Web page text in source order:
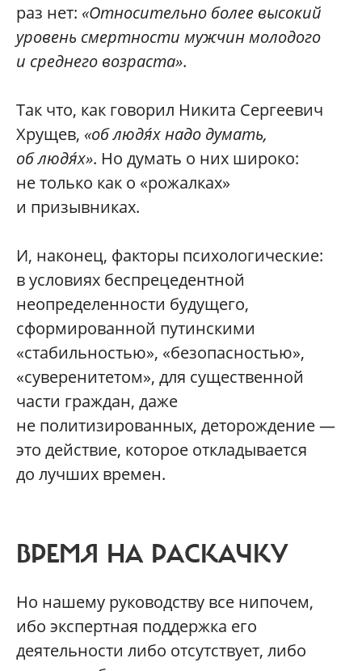
раз нет: «Относительно более высокий
уровень смертности мужчин молодого
и среднего возраста».
Так что, как говорил Никита Сергеевич
Хрущев, «об людя́х надо думать,
об людя́х». Но думать о них широко:
не только как о «рожалках»
и призывниках.
И, наконец, факторы психологические:
в условиях беспрецедентной
неопределенности будущего,
сформированной путинскими
«стабильностью», «безопасностью»,
«суверенитетом», для существенной
части граждан, даже
не политизированных, деторождение —
это действие, которое откладывается
до лучших времен.
ВРЕМЯ НА РАСКАЧКУ
Но нашему руководству все нипочем,
ибо экспертная поддержка его
деятельности либо отсутствует, либо